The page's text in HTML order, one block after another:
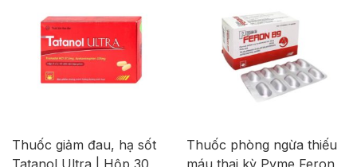
Thuốc giảm đau, hạ sốt
Tatanol Ultra | Hộp 30
Thuốc phòng ngừa thiếu
máu thai kỳ Pyme Feron